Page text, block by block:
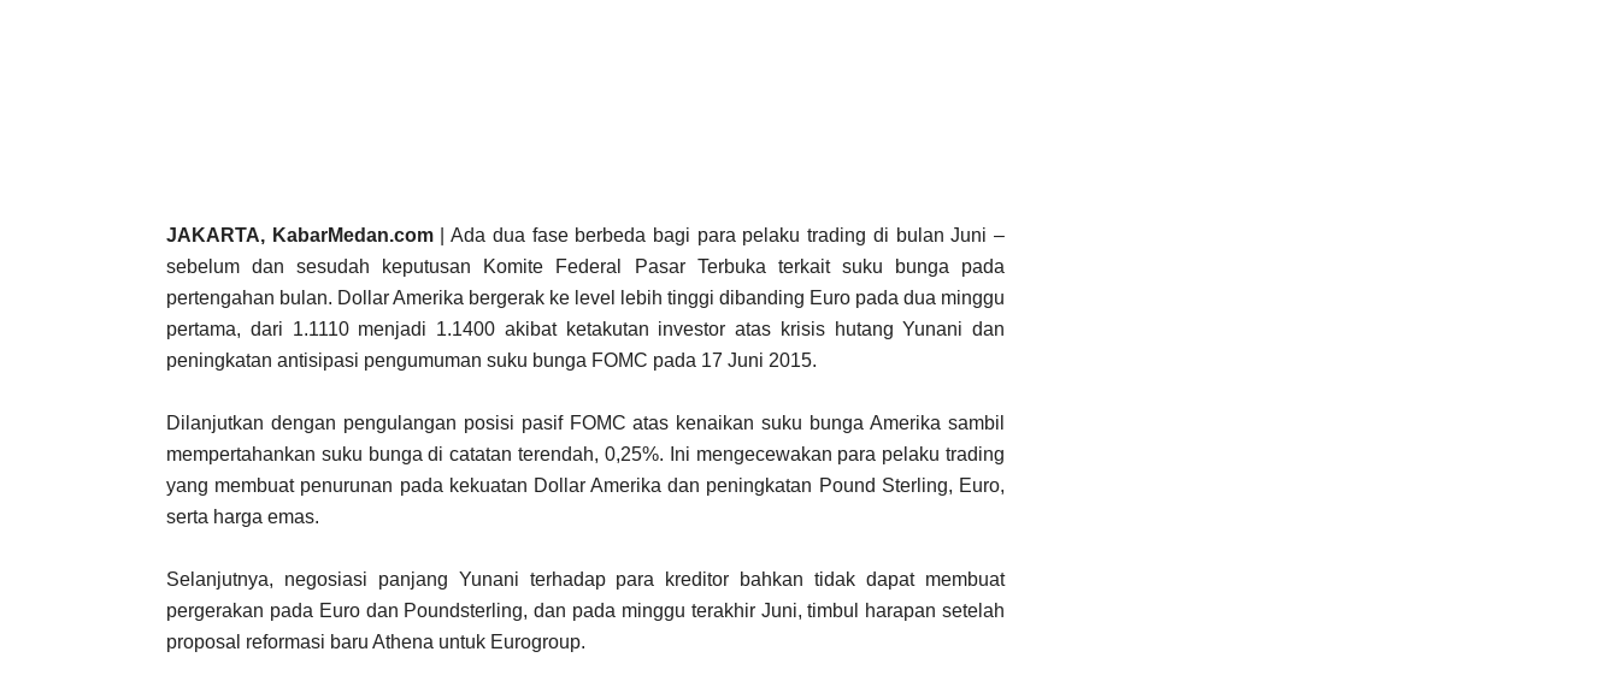
JAKARTA, KabarMedan.com| Ada dua fase berbeda bagi para pelaku trading di bulan Juni –
sebelum dan sesudah keputusan Komite Federal Pasar Terbuka terkait suku bunga pada
pertengahan bulan. Dollar Amerika bergerak ke level lebih tinggi dibanding Euro pada dua minggu
pertama, dari 1.1110 menjadi 1.1400 akibat ketakutan investor atas krisis hutang Yunani dan
peningkatan antisipasi pengumuman suku bunga FOMC pada 17 Juni 2015.
Dilanjutkan dengan pengulangan posisi pasif FOMC atas kenaikan suku bunga Amerika sambil
mempertahankan suku bunga di catatan terendah, 0,25%. Ini mengecewakan para pelaku trading
yang membuat penurunan pada kekuatan Dollar Amerika dan peningkatan Pound Sterling, Euro,
serta harga emas.
Selanjutnya, negosiasi panjang Yunani terhadap para kreditor bahkan tidak dapat membuat
pergerakan pada Euro dan Poundsterling, dan pada minggu terakhir Juni, timbul harapan setelah
proposal reformasi baru Athena untuk Eurogroup.